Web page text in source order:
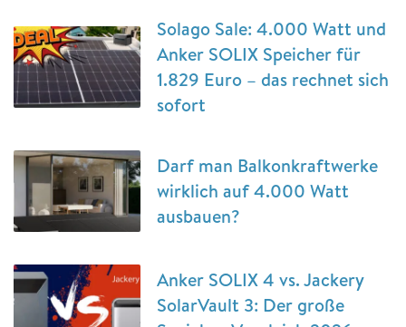
Solago Sale: 4.000 Watt und
Anker SOLIX Speicher für
1.829 Euro – das rechnet sich
sofort
Darf man Balkonkraftwerke
wirklich auf 4.000 Watt
ausbauen?
Anker SOLIX 4 vs. Jackery
SolarVault 3: Der große